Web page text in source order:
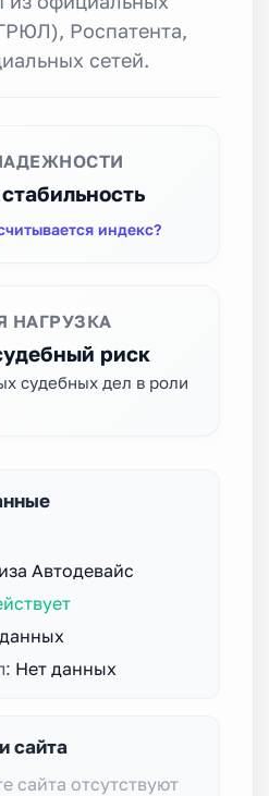
Роспатента,
сетей.
индекс?
НАГРУЗКА
риск
судебных дел в роли
Автодевайс
Нет данных
сайта
сайта отсутствуют